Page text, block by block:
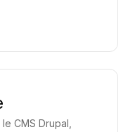
grâce à des
accrue.
CMS Drupal,